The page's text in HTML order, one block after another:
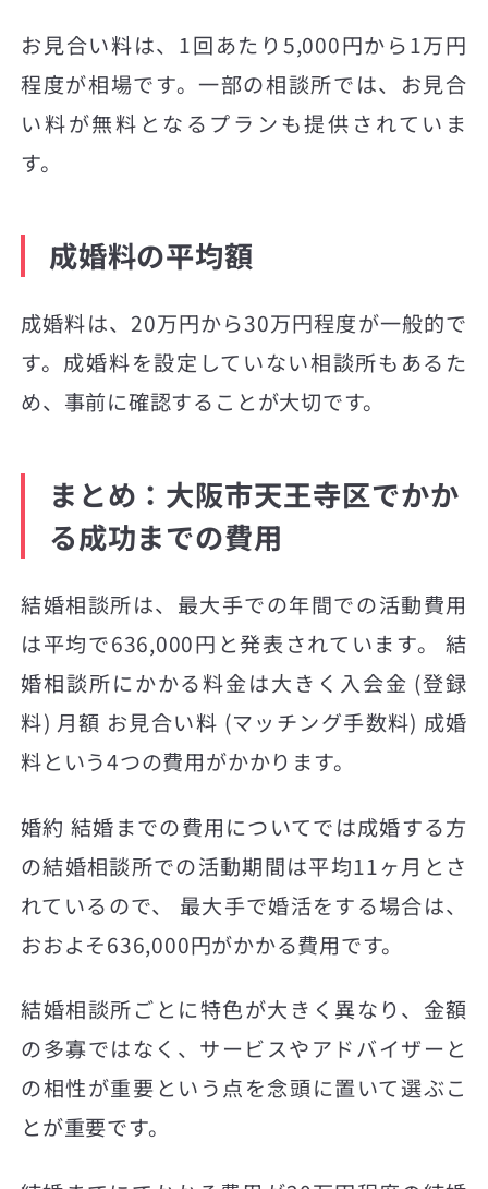
お見合い料は、1回あたり5,000円から1万円
程度が相場です。一部の相談所では、お見合
い料が無料となるプランも提供されていま
す。
成婚料の平均額
成婚料は、20万円から30万円程度が一般的で
す。成婚料を設定していない相談所もあるた
め、事前に確認することが大切です。
まとめ：大阪市天王寺区でかか
る成功までの費用
結婚相談所は、最大手での年間での活動費用
は平均で636,000円と発表されています。 結
婚相談所にかかる料金は大きく入会金 (登録
料) 月額 お見合い料 (マッチング手数料) 成婚
料という4つの費用がかかります。
婚約 結婚までの費用についてでは成婚する方
の結婚相談所での活動期間は平均11ヶ月とさ
れているので、 最大手で婚活をする場合は、
おおよそ636,000円がかかる費用です。
結婚相談所ごとに特色が大きく異なり、金額
の多寡ではなく、サービスやアドバイザーと
の相性が重要という点を念頭に置いて選ぶこ
とが重要です。